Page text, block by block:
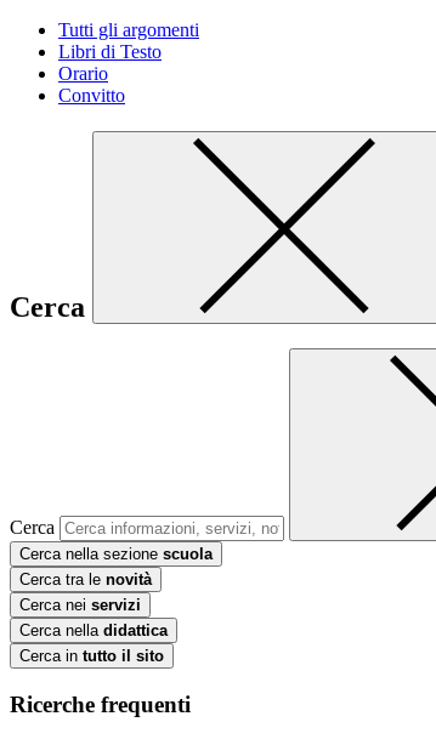
Tutti gli argomenti
Libri di Testo
Orario
Convitto
Cerca
Cerca
Cerca nella sezione scuola
Cerca tra le novità
Cerca nei servizi
Cerca nella didattica
Cerca in tutto il sito
Ricerche frequenti